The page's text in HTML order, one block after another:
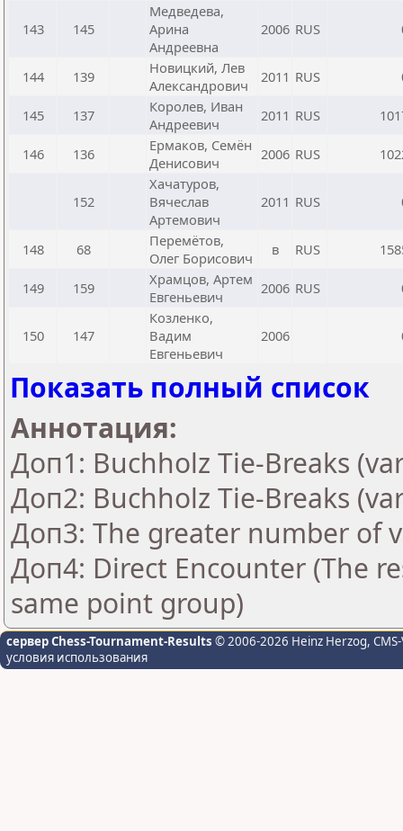
143 145
Медведева,
Арина
Андреевна
2006 RUS
144 139
Новицкий, Лев
Александрович
2011 RUS
145 137
Королев, Иван
Андреевич
2011 RUS
146 136
Ермаков, Семён
Денисович
2006 RUS
152
Хачатуров,
Вячеслав
Артемович
2011 RUS
148 68
Перемётов,
Олег Борисович
в RUS
149 159
Храмцов, Артем
Евгеньевич
2006 RUS
150 147
Козленко,
Вадим
Евгеньевич
2006
Показать полный список
Аннотация:
Доп1: Buchholz Tie-Breaks
Доп2: Buchholz Tie-Breaks
Доп3: The greater number of
Доп4: Direct Encounter (The
same point group)
сервер Chess-Tournament-Results © 2006-2026 Heinz Herzog,
условия использования